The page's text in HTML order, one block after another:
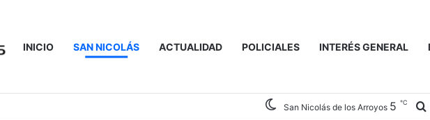
INICIO SAN NICOLÁS ACTUALIDAD POLICIALES INTERÉS GENERAL
San Nicolás de los Arroyos 5 ℃